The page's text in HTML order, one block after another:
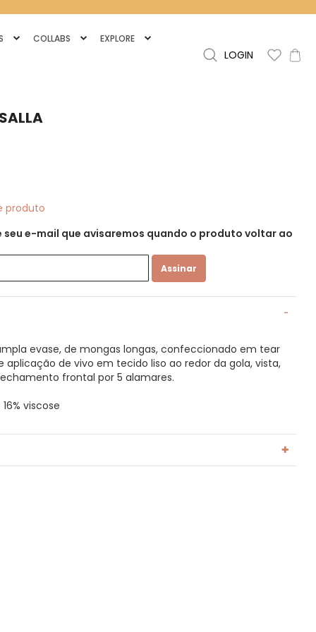
COLLABS EXPLORE
Search
LOGIN Meu
produto
seu e-mail que avisaremos quando o produto voltar ao
Assinar
evase, de mongas longas, confeccionado em tear
aplicação de vivo em tecido liso ao redor da gola, vista,
frontal por 5 alamares.
viscose